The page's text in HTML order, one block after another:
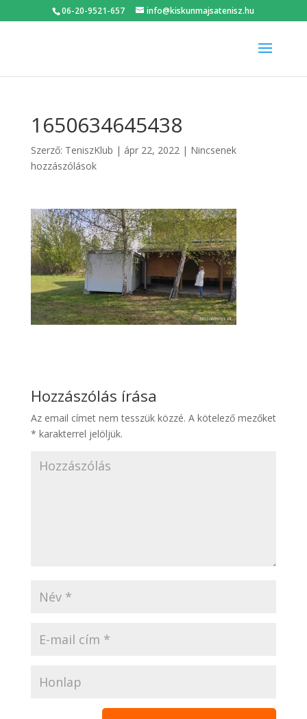
06-20-9521-657 info@kiskunmajsatenisz.hu
1650634645438
Szerző: TeniszKlub | ápr 22, 2022| Nincsenek
hozzászólások
Hozzászólás írása
Az email címet nem tesszük közzé. A kötelező mezőket
* karakterrel jelöljük.